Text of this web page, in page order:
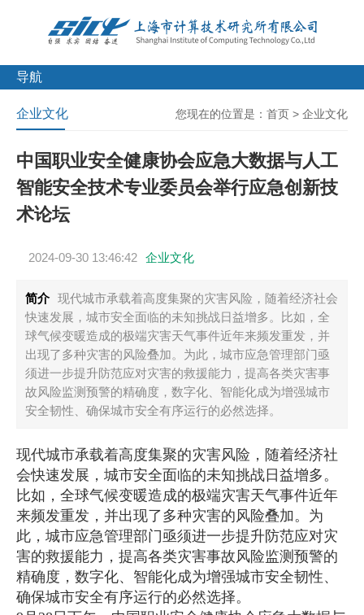
导航
您现在的位置是： 首页 > 企业文化
企业文化
中国职业安全健康协会应急大数据与人工
智能安全技术专业委员会举行应急创新技
术论坛
2024-09-30 13:46:42 企业文化
简介 现代城市承载着高度集聚的灾害风险，随着经济社会
快速发展，城市安全面临的未知挑战日益增多。比如，全
球气候变暖造成的极端灾害天气事件近年来频发重发，并
出现了多种灾害的风险叠加。为此，城市应急管理部门亟
须进一步提升防范应对灾害的救援能力，提高各类灾害事
故风险监测预警的精确度，数字化、智能化成为增强城市
安全韧性、确保城市安全有序运行的必然选择。
现代城市承载着高度集聚的灾害风险，随着经济社
会快速发展，城市安全面临的未知挑战日益增多。
比如，全球气候变暖造成的极端灾害天气事件近年
来频发重发，并出现了多种灾害的风险叠加。为
此，城市应急管理部门亟须进一步提升防范应对灾
害的救援能力，提高各类灾害事故风险监测预警的
精确度，数字化、智能化成为增强城市安全韧性、
确保城市安全有序运行的必然选择。